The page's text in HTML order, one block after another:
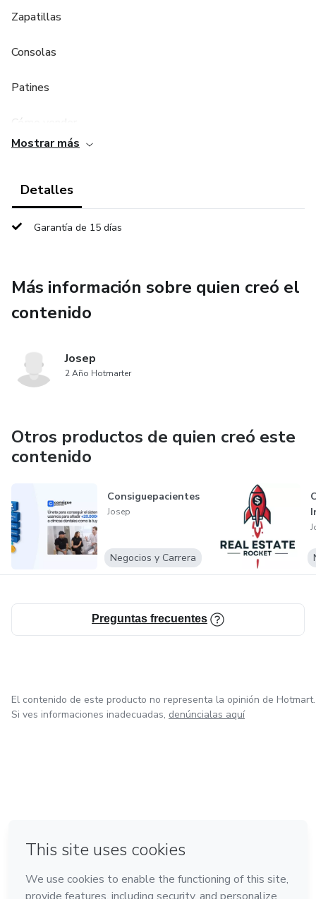
Zapatillas
Consolas
Patines
Cómo vender
Mostrar más
Detalles
Garantía de 15 días
Más información sobre quien creó el
contenido
Josep
2 Año Hotmarter
Otros productos de quien creó este
contenido
Consiguepacientes
Josep
Negocios y Carrera
Preguntas frecuentes
El contenido de este producto no representa la opinión de Hotmart.
Si ves informaciones inadecuadas, denúncialas aquí
Hecho con❤ en Ciudad de México